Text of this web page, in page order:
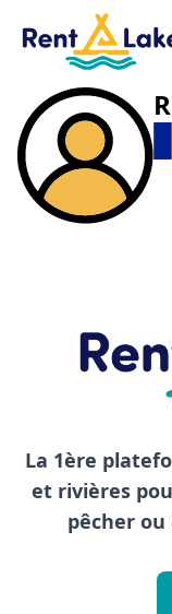
La 1ère
et rivières
pêcher